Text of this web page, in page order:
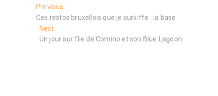
Navigation
de
l’article
Previous
post:
Ces restos bruxellois que je surkiffe : la base
NextNext
post:
Un jour sur l’île de Comino et son Blue Lagoon